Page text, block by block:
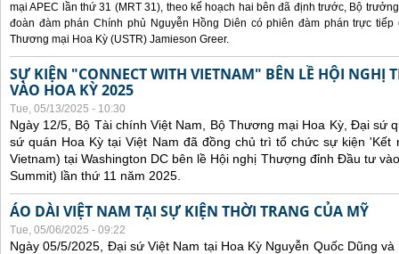
mại APEC lần thứ 31 (MRT 31), theo kế hoạch hai bên đã định trước, Bộ
đoàn đàm phán Chính phủ Nguyễn Hồng Diên có phiên đàm phán trực
Thương mại Hoa Kỳ (USTR) Jamieson Greer.
SỰ KIỆN "CONNECT WITH VIETNAM" BÊN LỀ HỘI
VÀO HOA KỲ 2025
Tue, 05/13/2025 - 10:30
Ngày 12/5, Bộ Tài chính Việt Nam, Bộ Thương mại Hoa Kỳ, Đại sứ
sứ quán Hoa Kỳ tại Việt Nam đã đồng chủ trì tổ chức sự kiện 'Kết
Vietnam) tại Washington DC bên lề Hội nghị Thượng đỉnh Đầu tư
Summit) lần thứ 11 năm 2025.
ÁO DÀI VIỆT NAM TẠI SỰ KIỆN THỜI TRANG CỦA MỸ
Tue, 05/06/2025 - 09:22
Ngày 05/5/2025, Đại sứ Việt Nam tại Hoa Kỳ Nguyễn Quốc Dũng